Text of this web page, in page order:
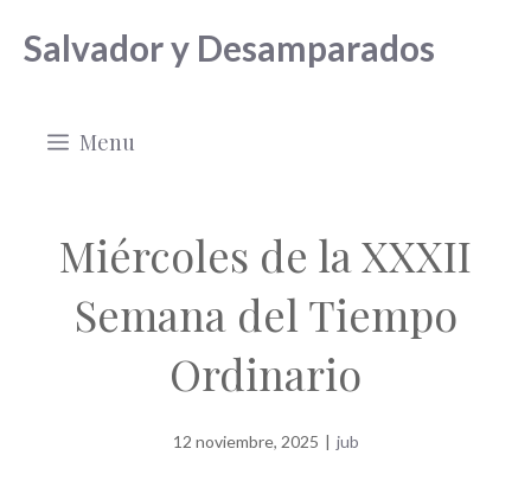
Salvador y Desamparados
Menu
Miércoles de la XXXII
Semana del Tiempo
Ordinario
12 noviembre, 2025 | jub